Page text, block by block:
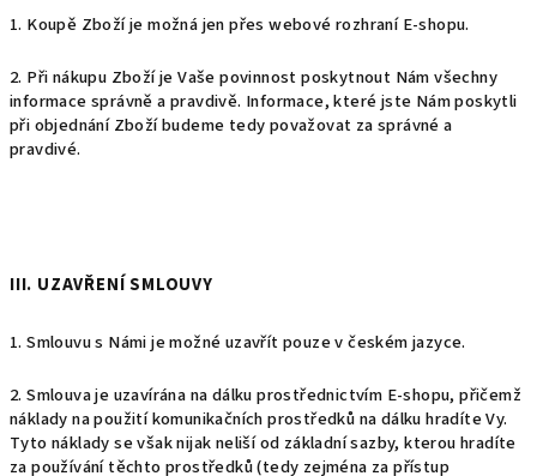
1. Koupě Zboží je možná jen přes webové rozhraní E-shopu.
2. Při nákupu Zboží je Vaše povinnost poskytnout Nám všechny
informace správně a pravdivě. Informace, které jste Nám poskytli
při objednání Zboží budeme tedy považovat za správné a
pravdivé.
III. UZAVŘENÍ SMLOUVY
1. Smlouvu s Námi je možné uzavřít pouze v českém jazyce.
2. Smlouva je uzavírána na dálku prostřednictvím E-shopu, přičemž
náklady na použití komunikačních prostředků na dálku hradíte Vy.
Tyto náklady se však nijak neliší od základní sazby, kterou hradíte
za používání těchto prostředků (tedy zejména za přístup